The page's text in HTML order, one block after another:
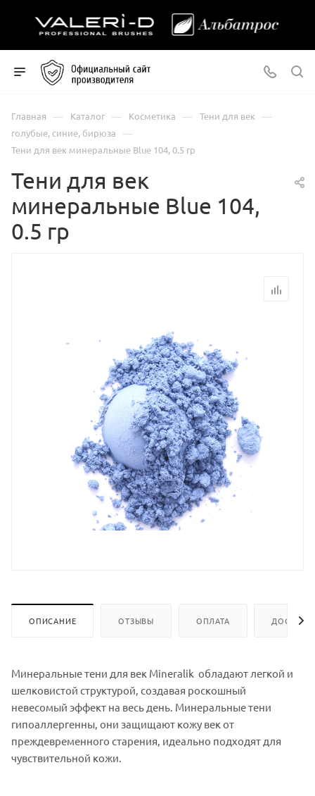
Главная — Каталог — Косметика — Тени для век —
голубые, синие, бирюза —
Тени для век минеральные Blue 104, 0.5 гр
Тени для век
минеральные Blue 104,
0.5 гр
ОПИСАНИЕ ОТЗЫВЫ ОПЛАТА
Минеральные тени для век Mineralik обладают легкой и
шелковистой структурой, создавая роскошный
невесомый эффект на весь день. Минеральные тени
гипоаллергенны, они защищают кожу век oт
преждевременного старения, идеально подходят для
чувствительной кожи.